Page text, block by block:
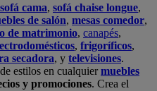
sofá cama, sofá chaise longue,
de salón, mesas comedor,
de matrimonio, canapés,
, frigoríficos,
secadora, y televisiones.
estilos en cualquiermuebles
y promociones. Crea el